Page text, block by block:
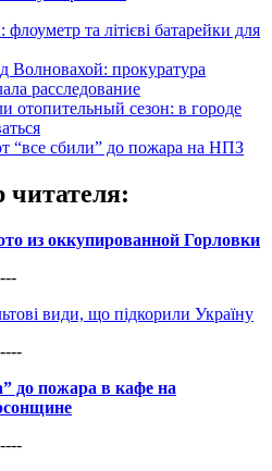
та літієві батарейки для
Волновахой: прокуратура
расследование
отопительный сезон: в городе
“все сбили” до пожара на НПЗ
:
из оккупированной Горловки
види, що підкорили Україну
до пожара в кафе на